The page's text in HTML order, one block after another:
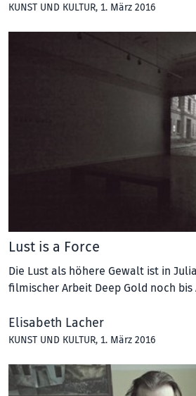
KUNST UND KULTUR, 1. März 2016
Lust is a Force
Die Lust als höhere Gewalt ist in
filmischer Arbeit Deep Gold noch
Elisabeth Lacher
KUNST UND KULTUR, 1. März 2016